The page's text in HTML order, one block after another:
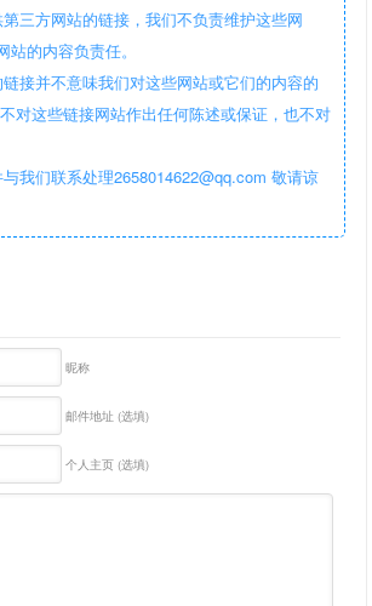
三方网站的链接，我们不负责维护这些网
的内容负责任。
接并不意味我们对这些网站或它们的内容的
对这些链接网站作出任何陈述或保证，也不对
我们联系处理2658014622@qq.com 敬请谅
昵称
邮件地址 (选填)
个人主页 (选填)